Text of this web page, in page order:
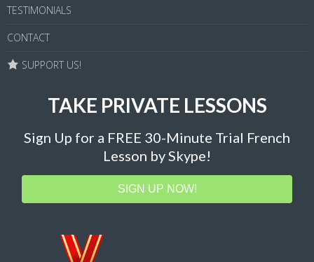
TESTIMONIALS
CONTACT
SUPPORT US!
TAKE PRIVATE LESSONS
Sign Up for a FREE 30-Minute Trial French
Lesson by Skype!
SIGN UP NOW!